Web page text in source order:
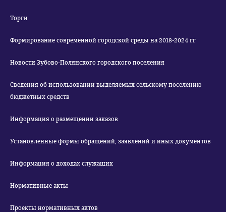
Торги
Формирование современной городской среды на 2018-2024 гг
Новости Зубово-Полянского городского поселения
Сведения об использовании выделяемых сельскому поселению
бюджетных средств
Информация о размещении заказов
Установленные формы обращений, заявлений и иных документов
Информация о доходах служащих
Нормативные акты
Проекты нормативных актов